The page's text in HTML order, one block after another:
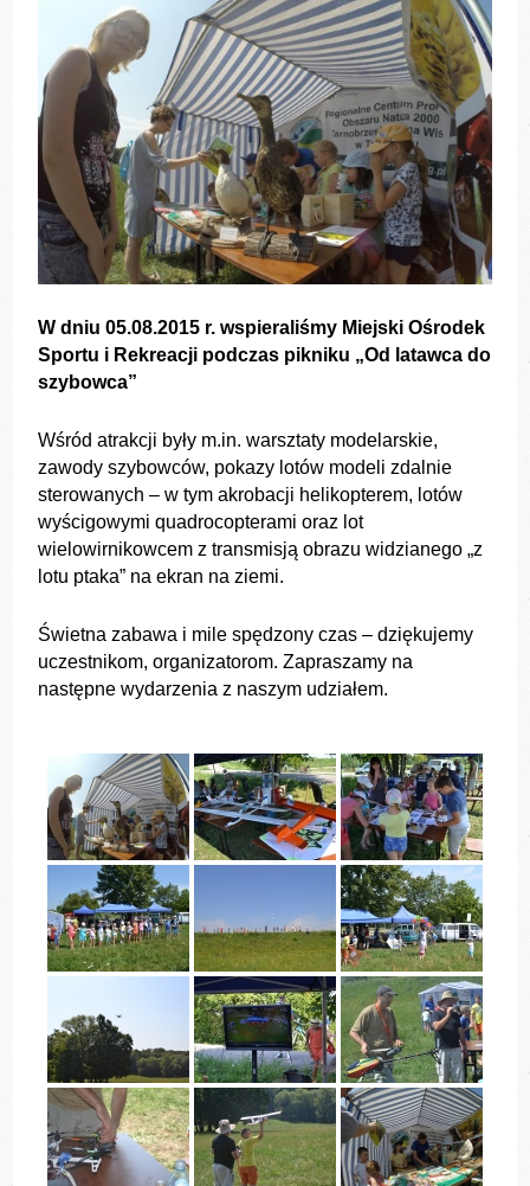
W dniu 05.08.2015 r. wspieraliśmy Miejski Ośrodek
Sportu i Rekreacji podczas pikniku „Od latawca do
szybowca”
Wśród atrakcji były m.in. warsztaty modelarskie,
zawody szybowców, pokazy lotów modeli zdalnie
sterowanych – w tym akrobacji helikopterem, lotów
wyścigowymi quadrocopterami oraz lot
wielowirnikowcem z transmisją obrazu widzianego „z
lotu ptaka” na ekran na ziemi.
Świetna zabawa i mile spędzony czas – dziękujemy
uczestnikom, organizatorom. Zapraszamy na
następne wydarzenia z naszym udziałem.